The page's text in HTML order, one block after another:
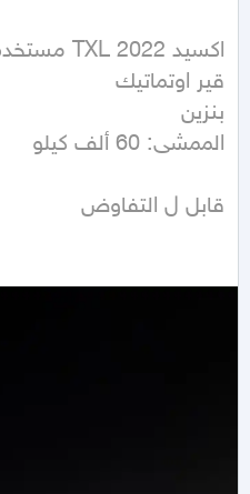
الممشى: 60 ألف كيلو
قابل ل التفاوض